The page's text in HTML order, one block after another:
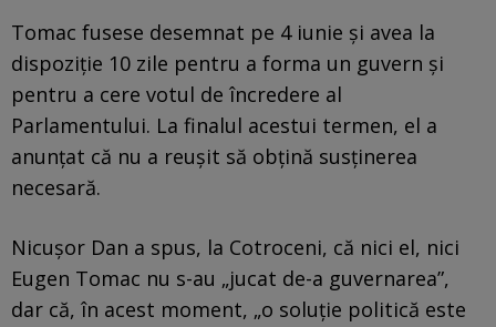
Tomac fusese desemnat pe 4 iunie și avea la
dispoziție 10 zile pentru a forma un guvern și
pentru a cere votul de încredere al
Parlamentului. La finalul acestui termen, el a
anunțat că nu a reușit să obțină susținerea
necesară.
Nicușor Dan a spus, la Cotroceni, că nici el, nici
Eugen Tomac nu s-au „jucat de-a guvernarea”,
dar că, în acest moment, „o soluție politică este